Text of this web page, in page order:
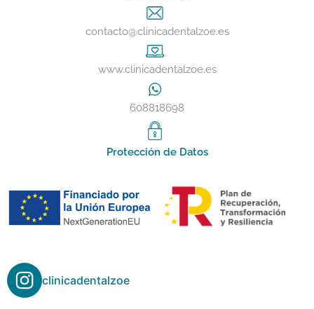
contacto@clinicadentalzoe.es
www.clinicadentalzoe.es
608818698
Protección de Datos
clinicadentalzoe